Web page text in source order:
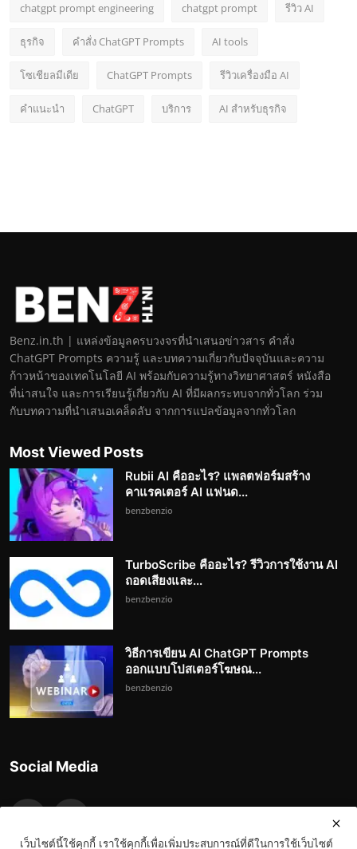
chatgpt prompt engineering chatgpt prompt รีวิว AI
ธุรกิจ คำสั่ง ChatGPT Prompts AI tools
โซเชียลมีเดีย ChatGPT Prompts รีวิวเครื่องมือ AI
คำแนะนำ ChatGPT บริการ AI สำหรับธุรกิจ
Benz.in.th | แหล่งข้อมูลครบวงจรที่นำเสนอข่าวสาร คำสั่ง
ChatGPT Prompts ความรู้ และบทความเกี่ยวกับปัจจุบันและความ
ก้าวหน้าของเทคโนโลยี AI พร้อมกับความรู้ทางวิทยาศาสตร์ หนังสือ
ที่น่าสนใจ และการเรียนรู้เกี่ยวกับ AI ที่มีผลกระทบจากทั่วโลก ร่วม
กับบทความที่นำเสนอเคล็ดลับ จากการแปลข้อมูลจากทั่วโลก
Most Viewed Posts
Rubii AI คืออะไร? แพลตฟอร์มสร้าง
คาแรคเตอร์ AI แฟนด...
benzbenzio
TurboScribe คืออะไร? รีวิวการใช้งาน AI
ถอดเสียงและ...
benzbenzio
วิธีการเขียน AI ChatGPT Prompts
ออกแบบโปสเตอร์โฆษณ...
benzbenzio
Social Media
เว็บไซต์นี้ใช้คุกกี้ เราใช้คุกกี้เพื่อเพิ่มประสบการณ์ที่ดีในการใช้เว็บไซต์